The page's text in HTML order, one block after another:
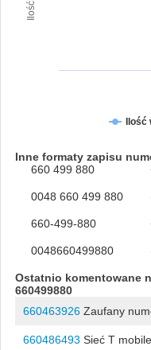
Inne formaty zapisu
660 499 880
0048 660 499 880
660-499-880
0048660499880
Ostatnio komentowane
660499880
660463926Zaufany
660486493 Sieć T mobile